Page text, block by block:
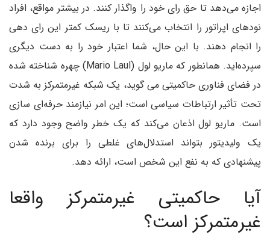
اجازه می‌دهد تا حق رای خود را واگذار کنند. در بیشتر مواقع، افراد
نودهای اپراتور را انتخاب می‌کنند تا با ریسک کمتر این رای دهی
را انجام دهند. با این حال، شما اعتبار خود را به دست دیگری
سپرده‌اید. همانطور که ماریو لول (Mario Laul) چهره شناخته شده
در فضای فناوری حاکمیتی می گوید، یک شبکه غیرمتمرکز به شدت
تحت تأثیر ارتباطات سیاسی است؛ این امر نیازمند حرفه‌ای سازی
است. ماریو لول اذعان می‌کند که یک خطر واضح وجود دارد که
یک ولیدیتور بتواند استدلال‌های غلطی را برای برنده شدن
پیشنهادی که به نفع این شخص است، ارائه دهد.
آیا حاکمیتی غیرمتمرکز واقعا
غیرمتمرکز است؟